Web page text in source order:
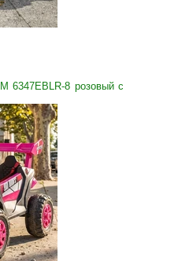
6347EBLR-8 розовый с